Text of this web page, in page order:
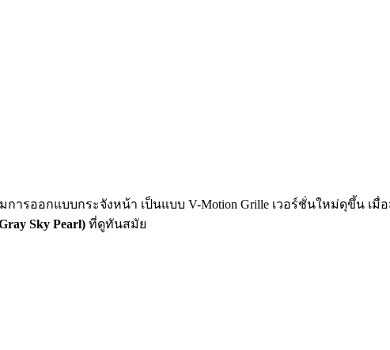
การออกแบบกระจังหน้า เป็นแบบ V-Motion Grille เวอร์ชั่นใหม่ดุขึ้น เมื่
Sky Pearl) ที่ดูทันสมัย